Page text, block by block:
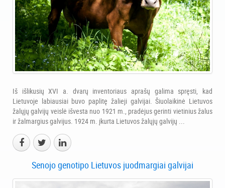
Iš išlikusių XVI a. dvarų inventoriaus aprašų galima spręsti, kad
Lietuvoje labiausiai buvo paplitę žalieji galvijai. Šiuolaikinė Lietuvos
žalųjų galvijų veislė išvesta nuo 1921 m., pradėjus gerinti vietinius žalus
ir žalmargius galvijus. 1924 m. įkurta Lietuvos žalųjų galvijų ...
Senojo genotipo Lietuvos juodmargiai galvijai